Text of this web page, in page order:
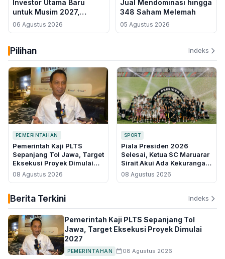
Investor Utama Baru
untuk Musim 2027,
Pemain Dijadikan
Pemegang Saham
06 Agustus 2026
Jual Mendominasi hingga
348 Saham Melemah
05 Agustus 2026
Pilihan Indeks
PEMERINTAHAN
Pemerintah Kaji PLTS
Sepanjang Tol Jawa, Target
Eksekusi Proyek Dimulai
2027
08 Agustus 2026
SPORT
Piala Presiden 2026
Selesai, Ketua SC Maruarar
Sirait Akui Ada Kekurangan
dan Minta Maaf
08 Agustus 2026
Berita Terkini Indeks
Pemerintah Kaji PLTS Sepanjang Tol
Jawa, Target Eksekusi Proyek Dimulai
2027
PEMERINTAHAN 08 Agustus 2026